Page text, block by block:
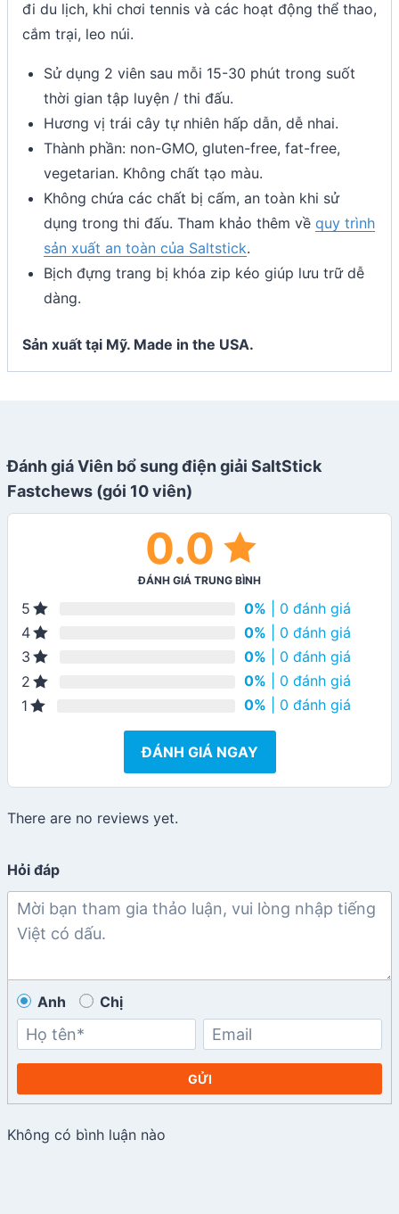
đi du lịch, khi chơi tennis và các hoạt động thể thao,
cắm trại, leo núi.
Sử dụng 2 viên sau mỗi 15-30 phút trong suốt
thời gian tập luyện / thi đấu.
Hương vị trái cây tự nhiên hấp dẫn, dễ nhai.
Thành phần: non-GMO, gluten-free, fat-free,
vegetarian. Không chất tạo màu.
Không chứa các chất bị cấm, an toàn khi sử
dụng trong thi đấu. Tham khảo thêm về quy trình
sản xuất an toàn của Saltstick.
Bịch đựng trang bị khóa zip kéo giúp lưu trữ dễ
dàng.
Sản xuất tại Mỹ. Made in the USA.
Đánh giá Viên bổ sung điện giải SaltStick
Fastchews (gói 10 viên)
0.0
ĐÁNH GIÁ TRUNG BÌNH
5 0% | 0 đánh giá
4
0% | 0 đánh giá
3
0% | 0 đánh giá
2
0% | 0 đánh giá
1
0% | 0 đánh giá
ĐÁNH GIÁ NGAY
There are no reviews yet.
Hỏi đáp
Anh Chị
GỬI
Không có bình luận nào